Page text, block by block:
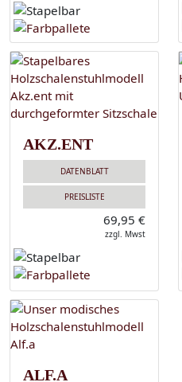
AKZ.ENT
DATENBLATT
PREISLISTE
69,95 €
zzgl. Mwst
ALF.A